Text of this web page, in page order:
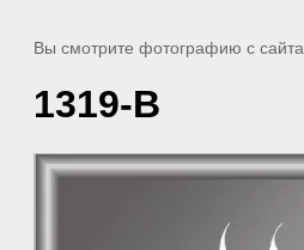
Вы смотрите фотографию с сайта
1319-В